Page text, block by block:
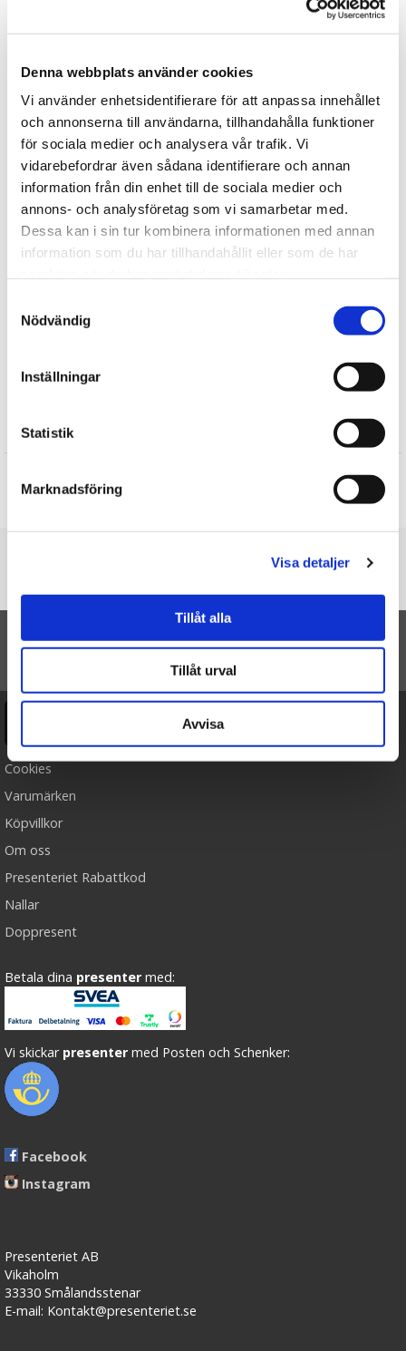
Denna webbplats använder cookies
Vi använder enhetsidentifierare för att anpassa innehållet
och annonserna till användarna, tillhandahålla funktioner
för sociala medier och analysera vår trafik. Vi
vidarebefordrar även sådana identifierare och annan
information från din enhet till de sociala medier och
annons- och analysföretag som vi samarbetar med.
Dessa kan i sin tur kombinera informationen med annan
information som du har tillhandahållit eller som de har
Nödvändig
Inställningar
Statistik
Marknadsföring
Visa detaljer
Tillåt alla
Tillåt urval
Avvisa
Tipsa
Upptäck mer
Julklappar till honom
Julklappar till henne
Ernst Kirchsteiger
Julklappar till pojkvän
Julklappar till farfar/morfar
Startsidan Julte i plåtburk (röd) - Ernst Kirchsteiger
TILL TOPPEN
Cookies
Varumärken
Köpvillkor
Om oss
Presenteriet Rabattkod
Nallar
Doppresent
Betala dina presenter med:
Vi skickar presenter med Posten och Schenker:
Facebook
Instagram
Presenteriet AB
Vikaholm
33330 Smålandsstenar
E-mail: Kontakt@presenteriet.se